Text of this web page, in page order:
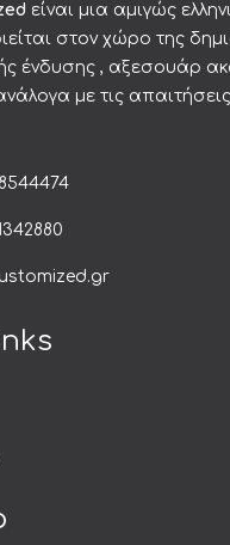
είναι μια αμιγώς
στον χώρο της
ένδυσης , αξεσουάρ
με τις